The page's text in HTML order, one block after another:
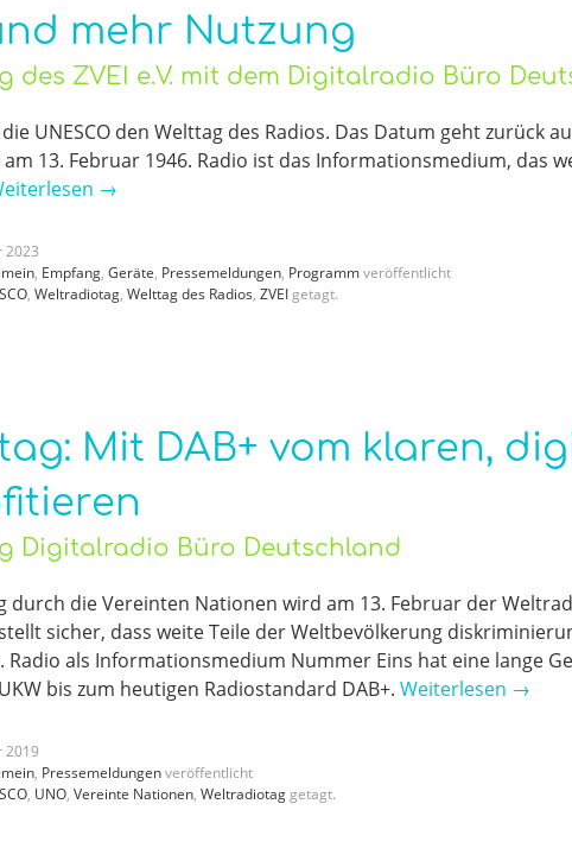
mehr Nutzung
des ZVEI e.V. mit dem Digitalradio Büro
UNESCO den Welttag des Radios. Das Datum geht zurück
13. Februar 1946. Radio ist das Informationsmedium, das
→
2023
, Empfang, Geräte, Pressemeldungen, Programmveröffentlicht
, Weltradiotag, Welttag des Radios, ZVEI getagt.
Mit DAB+ vom klaren,
Digitalradio Büro Deutschland
durch die Vereinten Nationen wird am 13. Februar der
sicher, dass weite Teile der Weltbevölkerung
als Informationsmedium Nummer Eins hat eine lange
bis zum heutigen Radiostandard DAB+. Weiterlesen →
2019
, Pressemeldungenveröffentlicht
, UNO, Vereinte Nationen, Weltradiotag getagt.